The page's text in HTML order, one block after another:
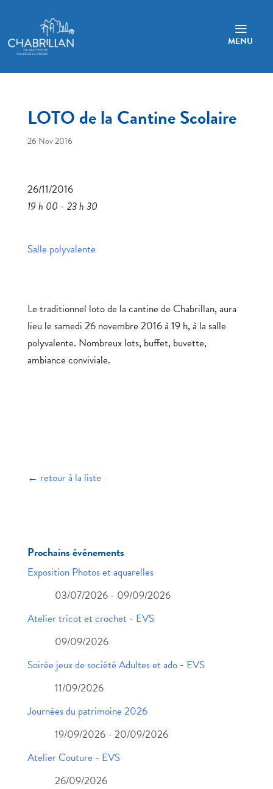
a
MENU
LOTO de la Cantine Scolaire
26 Nov 2016
26/11/2016
19 h 00 - 23 h 30
Salle polyvalente
Le traditionnel loto de la cantine de Chabrillan, aura
lieu le samedi 26 novembre 2016 à 19 h, à la salle
polyvalente. Nombreux lots, buffet, buvette,
ambiance conviviale.
← retour à la liste
Prochains événements
Exposition Photos et aquarelles
03/07/2026 - 09/09/2026
Atelier tricot et crochet - EVS
09/09/2026
Soirée jeux de société Adultes et ado - EVS
11/09/2026
Journées du patrimoine 2026
19/09/2026 - 20/09/2026
Atelier Couture - EVS
26/09/2026